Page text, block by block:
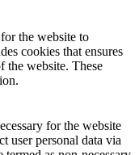
the website to
cookies that ensures
the website. These
for the website
user personal data via